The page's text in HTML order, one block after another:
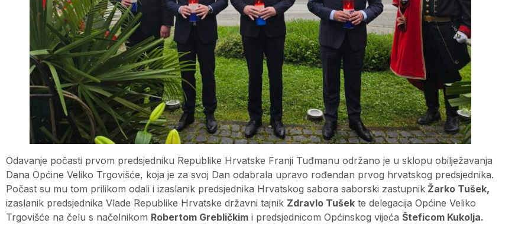
Odavanje počasti prvom predsjedniku Republike Hrvatske Franji Tuđmanu održano je u sklopu obilježavanja
Dana Općine Veliko Trgovišće, koja je za svoj Dan odabrala upravo rođendan prvog hrvatskog predsjednika.
Počast su mu tom prilikom odali i izaslanik predsjednika Hrvatskog sabora saborski zastupnik Žarko Tušek,
izaslanik predsjednika Vlade Republike Hrvatske državni tajnik Zdravlo Tušek te delegacija Općine Veliko
Trgovišće na čelu s načelnikom Robertom Grebličkim i predsjednicom Općinskog vijeća Šteficom Kukolja.